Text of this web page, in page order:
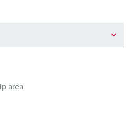
area